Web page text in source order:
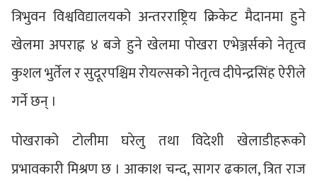
त्रिभुवन विश्वविद्यालयको अन्तरराष्ट्रिय क्रिकेट मैदानमा हुने
खेलमा अपराह्न ४ बजे हुने खेलमा पोखरा एभेञ्जर्सको नेतृत्व
कुशल भुर्तेल र सुदूरपश्चिम रोयल्सको नेतृत्व दीपेन्द्रसिंह ऐरीले
गर्ने छन् ।
पोखराको टोलीमा घरेलु तथा विदेशी खेलाडीहरूको
प्रभावकारी मिश्रण छ । आकाश चन्द, सागर ढकाल, त्रित राज